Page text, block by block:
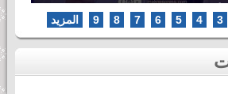
المتقاعدين
3
4
5
6
7
8
9 المزيد